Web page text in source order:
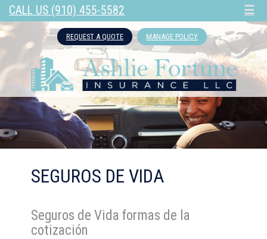
CALL US (910) 455-5582 ☰
REQUEST A QUOTE MANAGE POLICY
SEGUROS DE VIDA
Seguros de Vida formas de la
cotización